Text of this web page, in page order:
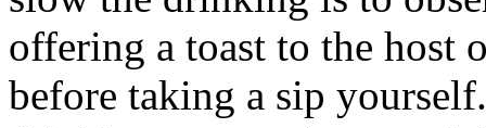
offering a toast to the host
before taking a sip